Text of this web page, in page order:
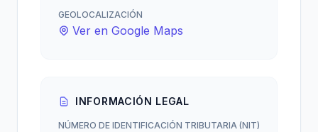
GEOLOCALIZACIÓN
Ver en Google Maps
INFORMACIÓN LEGAL
NÚMERO DE IDENTIFICACIÓN TRIBUTARIA (NIT)